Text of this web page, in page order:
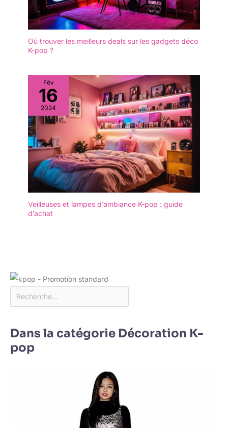
Où trouver les meilleurs deals sur les gadgets déco
K-pop ?
Fév
16
2024
Veilleuses et lampes d’ambiance K-pop : guide
d’achat
Dans la catégorie Décoration K-
pop